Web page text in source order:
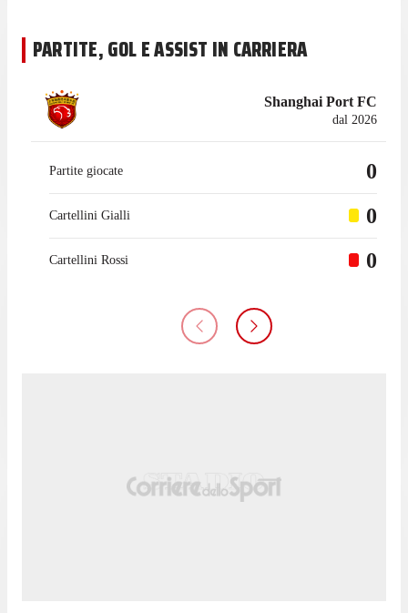
PARTITE, GOL E ASSIST IN CARRIERA
Shanghai Port FC
dal 2026
Partite giocate 0
Cartellini Gialli 0
Cartellini Rossi 0